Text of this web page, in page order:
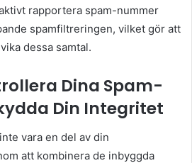
rapportera spam-nummer
spamfiltreringen, vilket gör att
dessa samtal.
Dina Spam-
Din Integritet
vara en del av din
att kombinera de inbyggda